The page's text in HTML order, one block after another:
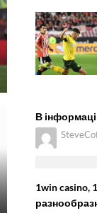
В
1win casino,